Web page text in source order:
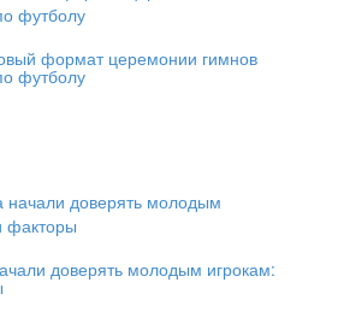
формат церемонии гимнов
футболу
доверять молодым игрокам: